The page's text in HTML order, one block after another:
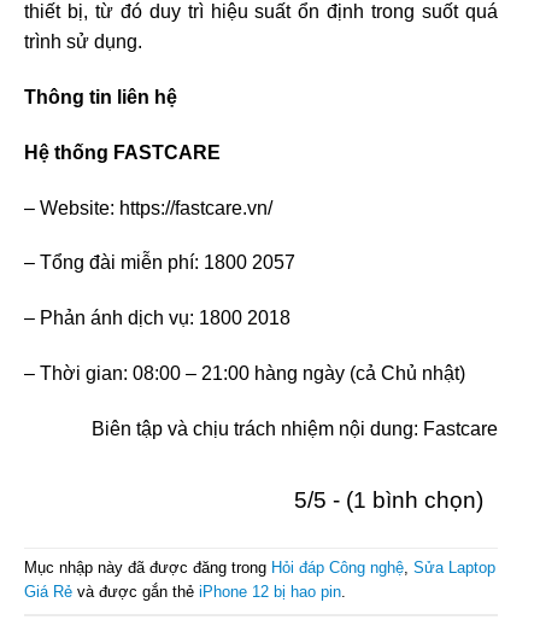
thiết bị, từ đó duy trì hiệu suất ổn định trong suốt quá
trình sử dụng.
Thông tin liên hệ
Hệ thống FASTCARE
– Website: https://fastcare.vn/
– Tổng đài miễn phí: 1800 2057
– Phản ánh dịch vụ: 1800 2018
– Thời gian: 08:00 – 21:00 hàng ngày (cả Chủ nhật)
Biên tập và chịu trách nhiệm nội dung: Fastcare
5/5 - (1 bình chọn)
Mục nhập này đã được đăng trong Hỏi đáp Công nghệ, Sửa Laptop
Giá Rẻ và được gắn thẻ iPhone 12 bị hao pin.